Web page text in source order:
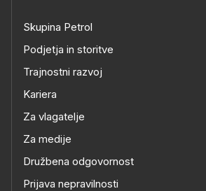
Skupina Petrol
Podjetja in storitve
Trajnostni razvoj
Kariera
Za vlagatelje
Za medije
Družbena odgovornost
Prijava nepravilnosti